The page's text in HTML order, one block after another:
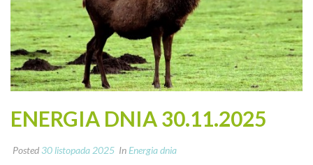
ENERGIA DNIA 30.11.2025
Posted 30 listopada 2025 In Energia dnia